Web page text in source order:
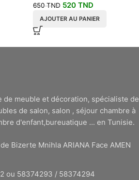
650TND 520 TND
AJOUTER AU PANIER
de meuble et décoration, spécialiste de
de salon, salon , séjour chambre à
d'enfant,bureuatique ... en Tunisie.
Bizerte Mnihla ARIANA Face AMEN
ou 58374293 / 58374294